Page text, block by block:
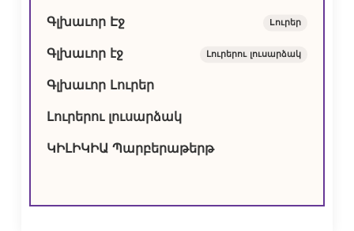
Գլխաւոր Էջ Lուրեր
Գլխաւոր էջ Լուրերու լուսարձակ
Գլխաւոր Լուրեր
Լուրերու լուսարձակ
ԿԻԼԻԿԻԱ Պարբերաթերթ